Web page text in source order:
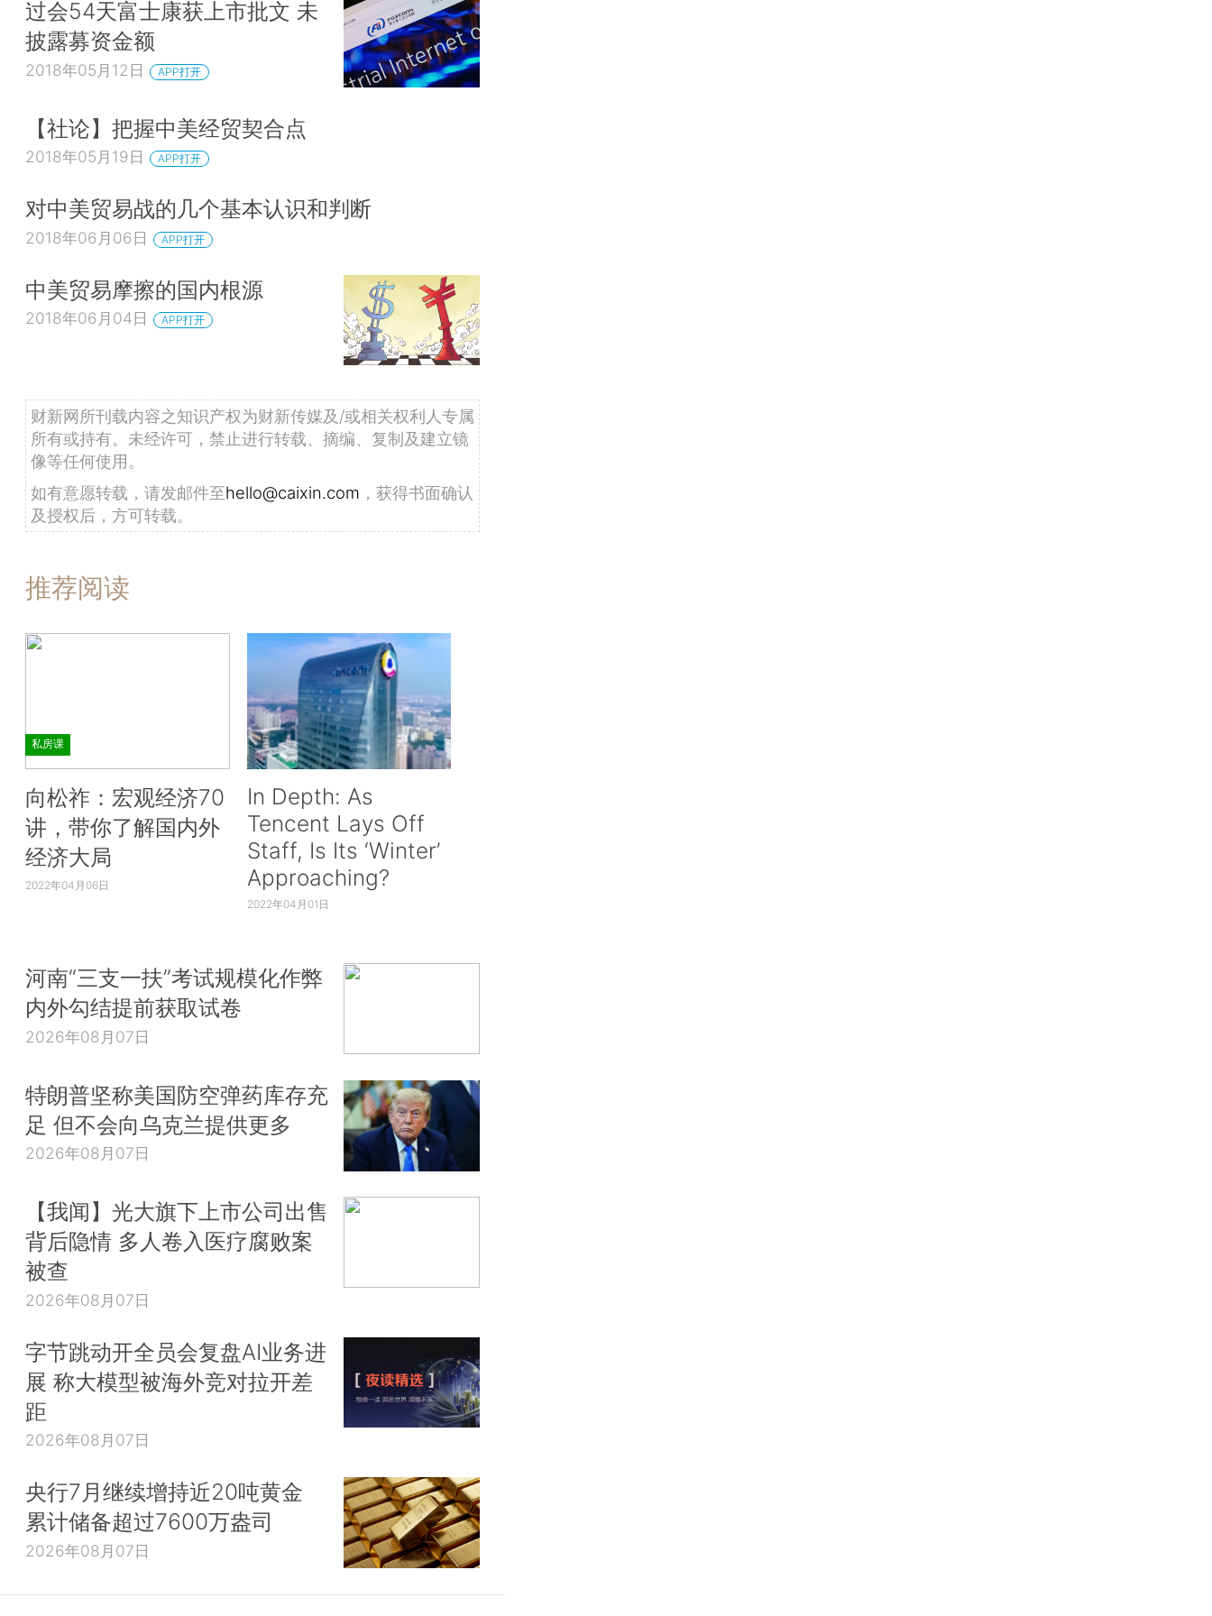
过会54天富士康获上市批文 未
披露募资金额
2018年05月12日 APP打开
【社论】把握中美经贸契合点
2018年05月19日 APP打开
对中美贸易战的几个基本认识和判断
2018年06月06日 APP打开
中美贸易摩擦的国内根源
2018年06月04日 APP打开
财新网所刊载内容之知识产权为财新传媒及/或相关权利人专属
所有或持有。未经许可，禁止进行转载、摘编、复制及建立镜
像等任何使用。
如有意愿转载，请发邮件至hello@caixin.com ，获得书面确认
及授权后，方可转载。
推荐阅读
私房课
向松祚：宏观经济70
讲，带你了解国内外
经济大局
2022年04月06日
In Depth: As
Tencent Lays Off
Staff, Is Its ‘Winter’
Approaching?
2022年04月01日
河南“三支一扶”考试规模化作弊
内外勾结提前获取试卷
2026年08月07日
特朗普坚称美国防空弹药库存充
足 但不会向乌克兰提供更多
2026年08月07日
【我闻】光大旗下上市公司出售
背后隐情 多人卷入医疗腐败案
被查
2026年08月07日
字节跳动开全员会复盘AI业务进
展 称大模型被海外竞对拉开差
距
2026年08月07日
央行7月继续增持近20吨黄金
累计储备超过7600万盎司
2026年08月07日